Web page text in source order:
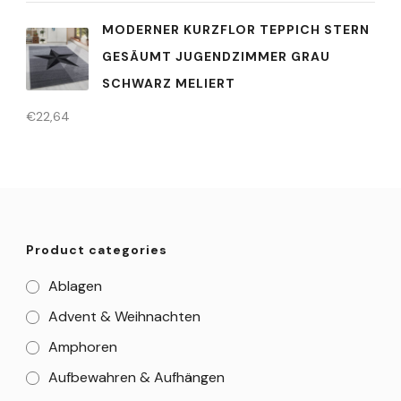
MODERNER KURZFLOR TEPPICH STERN
GESÄUMT JUGENDZIMMER GRAU
SCHWARZ MELIERT
€22,64
Product categories
Ablagen
Advent & Weihnachten
Amphoren
Aufbewahren & Aufhängen